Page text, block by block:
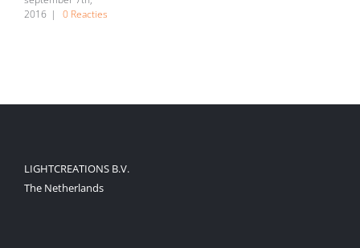
2016 | 0 Reacties
LIGHTCREATIONS B.V.
The Netherlands